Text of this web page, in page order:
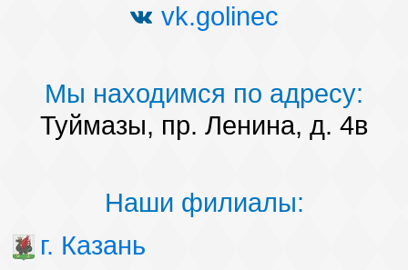
vk.golinec
Мы находимся по адресу:
Туймазы, пр. Ленина, д. 4в
Наши филиалы:
г. Казань